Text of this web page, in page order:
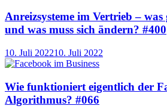
Anreizsysteme im Vertrieb – was
und was muss sich ändern? #400
10. Juli 202210. Juli 2022
Wie funktioniert eigentlich der
Algorithmus? #066